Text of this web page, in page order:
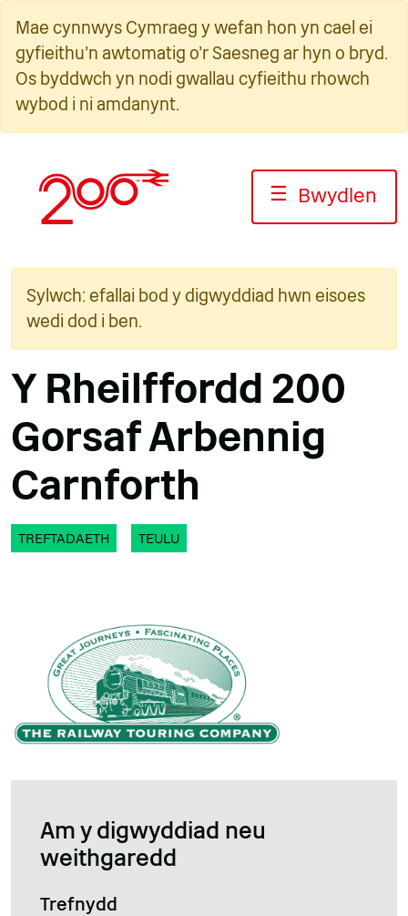
cynnwys
Mae cynnwys Cymraeg y wefan hon yn cael ei
gyfieithu'n awtomatig o'r Saesneg ar hyn o bryd.
Os byddwch yn nodi gwallau cyfieithu rhowch
wybod i ni amdanynt.
☰ Bwydlen
Sylwch: efallai bod y digwyddiad hwn eisoes
wedi dod i ben.
Y Rheilffordd 200
Gorsaf Arbennig
Carnforth
TREFTADAETH TEULU
Am y digwyddiad neu
weithgaredd
Trefnydd